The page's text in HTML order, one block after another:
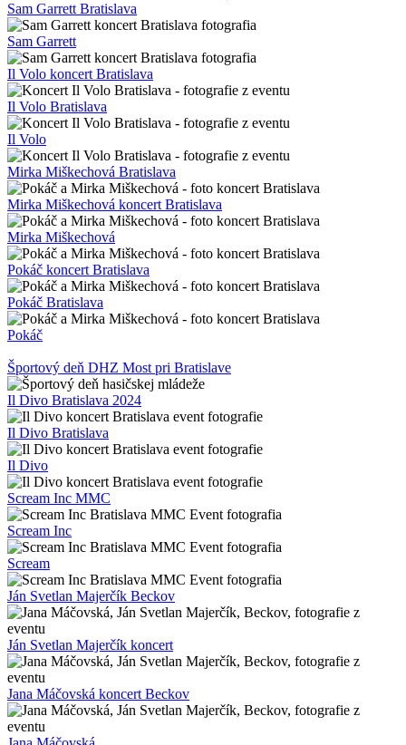
Sam Garrett Bratislava
Sam Garrett
Il Volo koncert Bratislava
Il Volo Bratislava
Il Volo
Mirka Miškechová Bratislava
Mirka Miškechová koncert Bratislava
Mirka Miškechová
Pokáč koncert Bratislava
Pokáč Bratislava
Pokáč
Športový deň DHZ Most pri Bratislave
Il Divo Bratislava 2024
Il Divo Bratislava
Il Divo
Scream Inc MMC
Scream Inc
Scream
Ján Svetlan Majerčík Beckov
Ján Svetlan Majerčík koncert
Jana Máčovská koncert Beckov